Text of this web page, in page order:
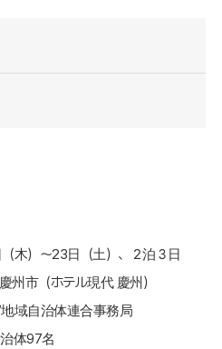
木）～23日（土）、２泊３日
州市（ホテル現代 慶州）
域自治体連合事務局
体97名